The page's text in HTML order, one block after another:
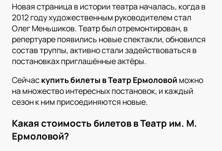
Новая страница в истории театра началась, когда в
2012 году художественным руководителем стал
Олег Меньшиков. Театр был отремонтирован, в
репертуаре появились новые спектакли, обновился
состав труппы, активно стали задействоваться в
постановках приглашённые актёры.
Сейчаскупить билеты в Театр Ермоловой можно
на множество интересных постановок, и каждый
сезон к ним присоединяются новые.
Какая стоимость билетов в Театр им. М.
Ермоловой?